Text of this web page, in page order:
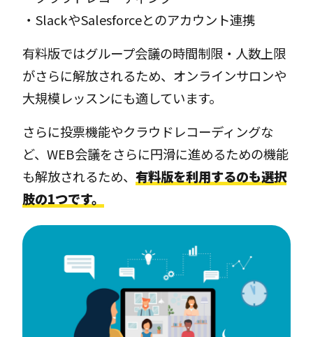
・SlackやSalesforceとのアカウント連携
有料版ではグループ会議の時間制限・人数上限
がさらに解放されるため、オンラインサロンや
大規模レッスンにも適しています。
さらに投票機能やクラウドレコーディングな
ど、WEB会議をさらに円滑に進めるための機能
も解放されるため、有料版を利用するのも選択
肢の1つです。